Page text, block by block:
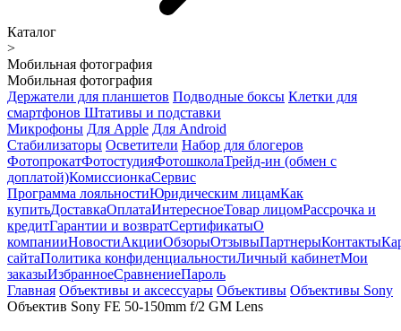
Каталог
>
Мобильная фотография
Мобильная фотография
Держатели для планшетов Подводные боксы Клетки для
смартфонов Штативы и подставки
Микрофоны Для Apple Для Android
Стабилизаторы Осветители Набор для блогеров
ФотопрокатФотостудияФотошколаТрейд-ин (обмен с
доплатой)КомиссионкаСервис
Программа лояльностиЮридическим лицамКак
купитьДоставкаОплатаИнтересноеТовар лицомРассрочка и
кредитГарантии и возвратСертификатыО
компанииНовостиАкцииОбзорыОтзывыПартнерыКонтакты
сайтаПолитика конфиденциальностиЛичный кабинетМои
заказыИзбранноеСравнениеПароль
Главная Объективы и аксессуары Объективы Объективы Sony
Объектив Sony FE 50-150mm f/2 GM Lens